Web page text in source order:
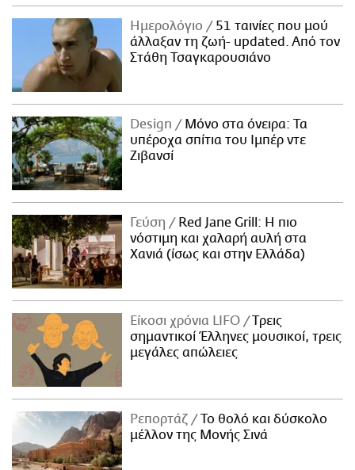
Ημερολόγιο
51 ταινίες που μού
άλλαξαν τη ζωή- updated. Aπό τον
Στάθη Τσαγκαρουσιάνο
Design
Μόνο στα όνειρα: Τα
υπέροχα σπίτια του Ιμπέρ ντε
Ζιβανσί
Γεύση
Red Jane Grill: Η πιο
νόστιμη και χαλαρή αυλή στα
Χανιά (ίσως και στην Ελλάδα)
Είκοσι χρόνια LIFO
Tρεις
σημαντικοί Έλληνες μουσικοί, τρεις
μεγάλες απώλειες
Ρεπορτάζ
Το θολό και δύσκολο
μέλλον της Μονής Σινά